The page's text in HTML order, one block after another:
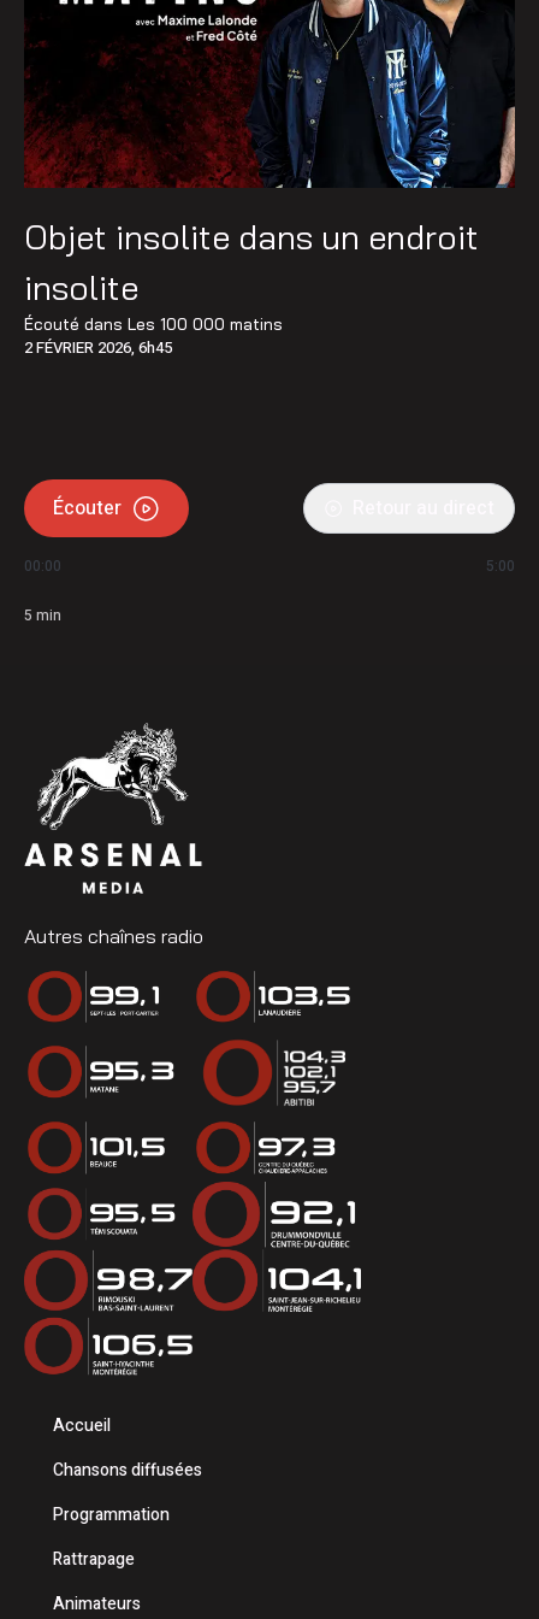
Objet insolite dans un endroit
insolite
Écouté dans Les 100 000 matins
2 FÉVRIER 2026, 6h45
Écouter
00:00 5:00
5 min
Autres chaînes radio
Accueil
Chansons diffusées
Programmation
Rattrapage
Animateurs